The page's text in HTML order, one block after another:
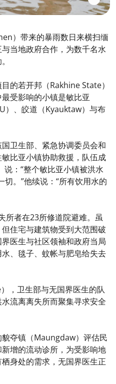
）带来的暴雨数日来横扫缅
当地政府合作，为数千名水
的若开邦（Rakhine State）
受影响的小镇是敏比亚
）、皎道（Kyauktaw）与布
卫生部、紧急协调委员会和
比亚小镇协助救援，队伍成
：“整个敏比亚小镇被洪水
。”他续说：“所有饮用水的
所者在23所修道院避难。虽
住宅与建筑物受到大范围破
医生与社区领袖和政府当局
、毯子、蚊帐与肥皂给失去
，卫生部与无国界医生的队
流离离失所而聚集寻求安全
夺镇（Maungdaw）评估民
增的流动诊所，为受影响地
身处的需求，无国界医生正